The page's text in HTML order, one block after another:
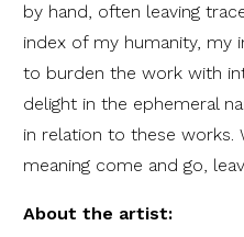
by hand, often leaving
index of my humanity, my
to burden the work with
delight in the ephemeral
in relation to these works.
meaning come and go,
About the artist: